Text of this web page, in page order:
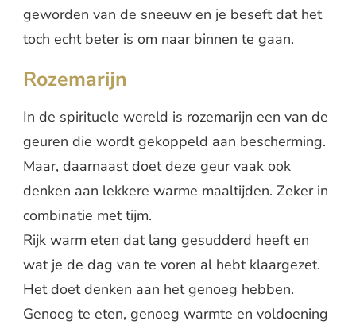
geworden van de sneeuw en je beseft dat het
toch echt beter is om naar binnen te gaan.
Rozemarijn
In de spirituele wereld is rozemarijn een van de
geuren die wordt gekoppeld aan bescherming.
Maar, daarnaast doet deze geur vaak ook
denken aan lekkere warme maaltijden. Zeker in
combinatie met tijm.
Rijk warm eten dat lang gesudderd heeft en
wat je de dag van te voren al hebt klaargezet.
Het doet denken aan het genoeg hebben.
Genoeg te eten, genoeg warmte en voldoening